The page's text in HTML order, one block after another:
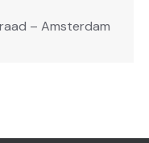
– Amsterdam